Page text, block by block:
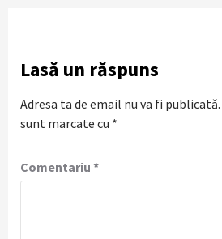
Lasă un răspuns
Adresa ta de email nu va fi publicată.
sunt marcate cu *
Comentariu *